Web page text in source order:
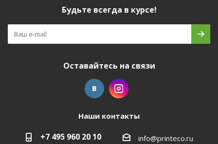
Будьте всегда в курсе!
Оставайтесь на связи
Наши контакты
+7 495 960 20 10 info@printeco.ru